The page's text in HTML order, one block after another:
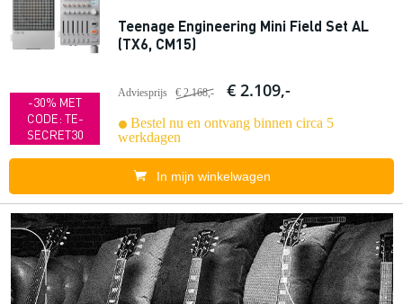
-30% MET
CODE: TE-
SECRET30
Teenage Engineering Mini Field Set AL
(TX6, CM15)
Adviesprijs € 2.168,- € 2.109,-
Bestel nu en ontvang binnen circa 5
werkdagen
In mijn winkelwagen